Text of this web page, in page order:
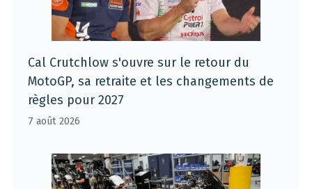
Cal Crutchlow s'ouvre sur le retour du
MotoGP, sa retraite et les changements de
règles pour 2027
7 août 2026